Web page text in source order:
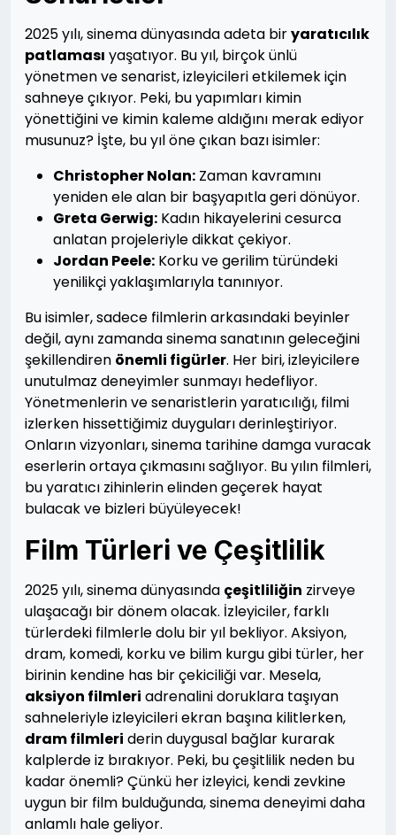
2025 yılı, sinema dünyasında adeta biryaratıcılık
patlaması yaşatıyor. Bu yıl, birçok ünlü
yönetmen ve senarist, izleyicileri etkilemek için
sahneye çıkıyor. Peki, bu yapımları kimin
yönettiğini ve kimin kaleme aldığını merak ediyor
musunuz? İşte, bu yıl öne çıkan bazı isimler:
Christopher Nolan: Zaman kavramını
yeniden ele alan bir başyapıtla geri dönüyor.
Greta Gerwig: Kadın hikayelerini cesurca
anlatan projeleriyle dikkat çekiyor.
Jordan Peele: Korku ve gerilim türündeki
yenilikçi yaklaşımlarıyla tanınıyor.
Bu isimler, sadece filmlerin arkasındaki beyinler
değil, aynı zamanda sinema sanatının geleceğini
şekillendiren önemli figürler. Her biri, izleyicilere
unutulmaz deneyimler sunmayı hedefliyor.
Yönetmenlerin ve senaristlerin yaratıcılığı, filmi
izlerken hissettiğimiz duyguları derinleştiriyor.
Onların vizyonları, sinema tarihine damga vuracak
eserlerin ortaya çıkmasını sağlıyor. Bu yılın filmleri,
bu yaratıcı zihinlerin elinden geçerek hayat
bulacak ve bizleri büyüleyecek!
Film Türleri ve Çeşitlilik
2025 yılı, sinema dünyasında çeşitliliğin zirveye
ulaşacağı bir dönem olacak. İzleyiciler, farklı
türlerdeki filmlerle dolu bir yıl bekliyor. Aksiyon,
dram, komedi, korku ve bilim kurgu gibi türler, her
birinin kendine has bir çekiciliği var. Mesela,
aksiyon filmleri adrenalini doruklara taşıyan
sahneleriyle izleyicileri ekran başına kilitlerken,
dram filmleri derin duygusal bağlar kurarak
kalplerde iz bırakıyor. Peki, bu çeşitlilik neden bu
kadar önemli? Çünkü her izleyici, kendi zevkine
uygun bir film bulduğunda, sinema deneyimi daha
anlamlı hale geliyor.